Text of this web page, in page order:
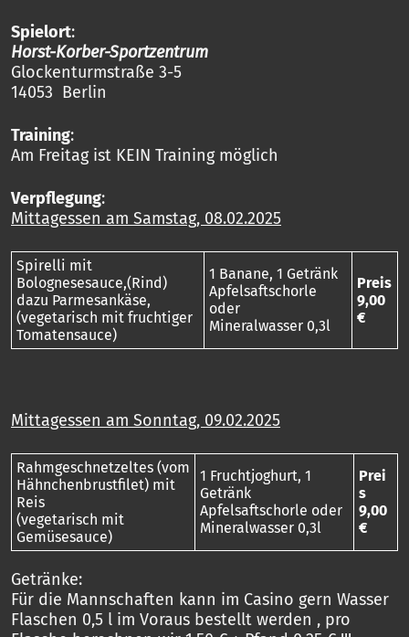
Spielort:
Horst-Korber-Sportzentrum
Glockenturmstraße 3-5
14053 Berlin
Training:
Am Freitag ist KEIN Training möglich
Verpflegung:
Mittagessen am Samstag, 08.02.2025
Spirelli mit
Bolognesesauce,(Rind)
dazu Parmesankäse,
(vegetarisch mit fruchtiger
Tomatensauce)
1 Banane, 1 Getränk
Apfelsaftschorle
oder
Mineralwasser 0,3l
Preis
9,00
€
Mittagessen am Sonntag, 09.02.2025
Rahmgeschnetzeltes (vom
Hähnchenbrustfilet) mit
Reis
(vegetarisch mit
Gemüsesauce)
1 Fruchtjoghurt, 1
Getränk
Apfelsaftschorle oder
Mineralwasser 0,3l
Prei
s
9,00
€
Getränke:
Für die Mannschaften kann im Casino gern Wasser
Flaschen 0,5 l im Voraus bestellt werden , pro